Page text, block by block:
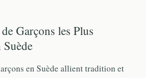
Garçons les Plus
en Suède allient tradition et